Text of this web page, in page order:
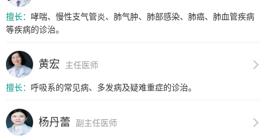
擅长： 哮喘、慢性支气管炎、肺气肿、肺部感染、肺癌、肺血管疾病
等疾病的诊治。
黄宏 主任医师
擅长： 呼吸系的常见病、多发病及疑难重症的诊治。
杨丹蕾 副主任医师